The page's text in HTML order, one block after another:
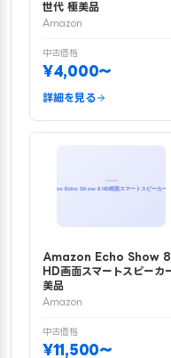
世代 極美品
Amazon
中古価格
¥4,000〜
詳細を見る
Amazon Echo Show 8
HD画面スマートスピーカ
美品
Amazon
中古価格
¥11,500〜